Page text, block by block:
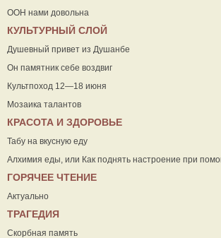
ООН нами довольна
КУЛЬТУРНЫЙ СЛОЙ
Душевный привет из Душанбе
Он памятник себе воздвиг
Культпоход 12—18 июня
Мозаика талантов
КРАСОТА И ЗДОРОВЬЕ
Табу на вкусную еду
Алхимия еды, или Как поднять настроение при
ГОРЯЧЕЕ ЧТЕНИЕ
Актуально
ТРАГЕДИЯ
Скорбная память